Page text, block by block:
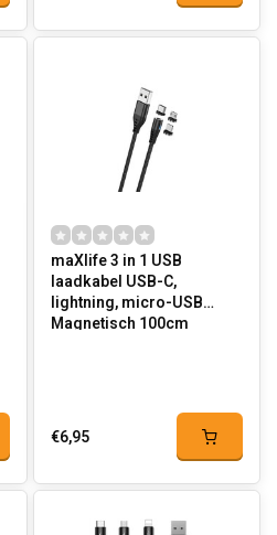
maXlife 3 in 1 USB
laadkabel USB-C,
lightning, micro-USB
Magnetisch 100cm
€6,95